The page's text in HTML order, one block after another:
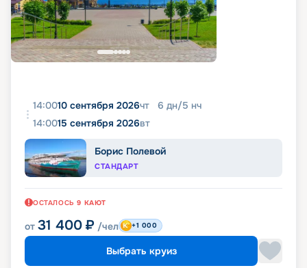
14:0010 сентября 2026чт 6 дн/5 нч
14:0015 сентября 2026вт
Борис Полевой
СТАНДАРТ
ОСТАЛОСЬ 9 КАЮТ
от 31 400 ₽ /чел +1 000
Выбрать круиз